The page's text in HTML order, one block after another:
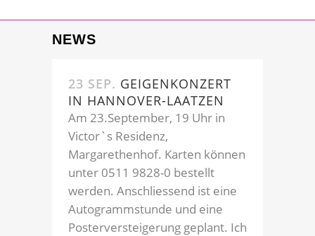
NEWS
23 SEP. GEIGENKONZERT
IN HANNOVER-LAATZEN
Am 23.September, 19 Uhr in
Victor`s Residenz,
Margarethenhof. Karten können
unter 0511 9828-0 bestellt
werden. Anschliessend ist eine
Autogrammstunde und eine
Posterversteigerung geplant. Ich